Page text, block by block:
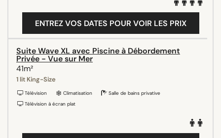
ENTREZ VOS DATES POUR VOIR LES PRIX
Suite Wave XL avec Piscine à Débordement
Privée - Vue sur Mer
41m²
1 lit King-Size
Télévision Climatisation
Salle de bains privative
Télévision à écran plat